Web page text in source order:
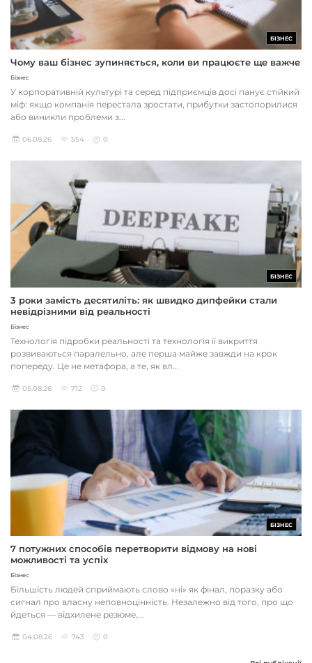
БІЗНЕС
Чому ваш бізнес зупиняється, коли ви працюєте ще важче
Бізнес
У корпоративній культурі та серед підприємців досі панує стійкий
міф: якщо компанія перестала зростати, прибутки застопорилися
або виникли проблеми з...
06.08.26 554 0
БІЗНЕС
3 роки замість десятиліть: як швидко дипфейки стали
невідрізними від реальності
Бізнес
Технологія підробки реальності та технологія її викриття
розвиваються паралельно, але перша майже завжди на крок
попереду. Це не метафора, а те, як вл...
05.08.26 712 0
БІЗНЕС
7 потужних способів перетворити відмову на нові
можливості та успіх
Бізнес
Більшість людей сприймають слово «ні» як фінал, поразку або
сигнал про власну неповноцінність. Незалежно від того, про що
йдеться — відхилене резюме,...
04.08.26 743 0